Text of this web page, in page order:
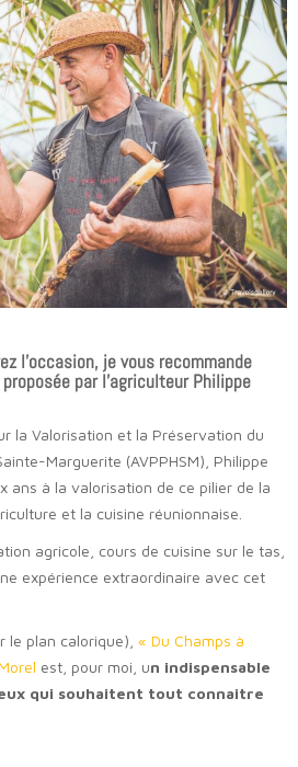
l’occasion, je vous recommande
par l’agriculteur Philippe
la Valorisation et la Préservation du
Marguerite (AVPPHSM), Philippe
ans à la valorisation de ce pilier de la
et la cuisine réunionnaise.
agricole, cours de cuisine sur le tas,
expérience extraordinaire avec cet
le plan calorique), « Du Champs à
est, pour moi, un indispensable
qui souhaitent tout connaitre